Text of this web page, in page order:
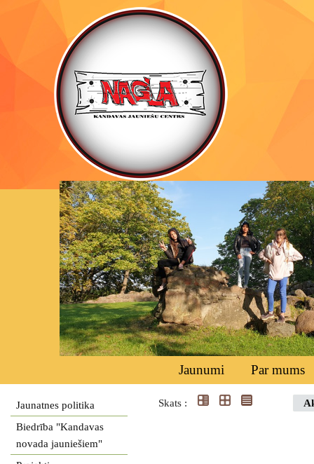
Jaunumi Par mums
Jaunatnes politika
Biedrība "Kandavas
novada jauniešiem"
Skats :